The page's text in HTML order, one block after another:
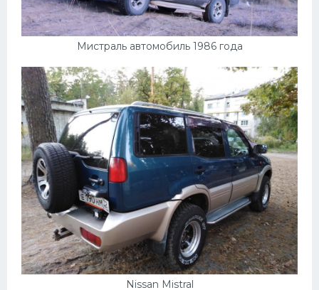
Мистраль автомобиль 1986 года
Nissan Mistral